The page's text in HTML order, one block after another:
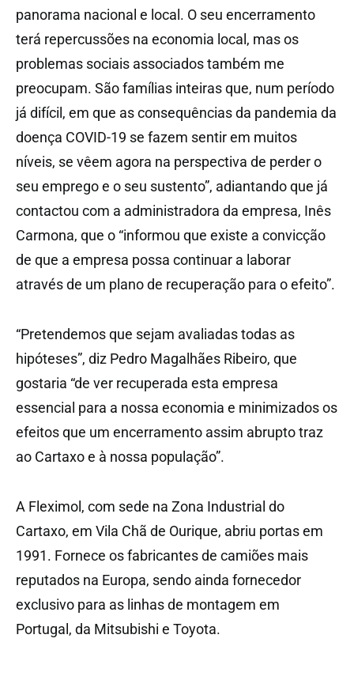
panorama nacional e local. O seu encerramento
terá repercussões na economia local, mas os
problemas sociais associados também me
preocupam. São famílias inteiras que, num período
já difícil, em que as consequências da pandemia da
doença COVID-19 se fazem sentir em muitos
níveis, se vêem agora na perspectiva de perder o
seu emprego e o seu sustento”, adiantando que já
contactou com a administradora da empresa, Inês
Carmona, que o “informou que existe a convicção
de que a empresa possa continuar a laborar
através de um plano de recuperação para o efeito”.
“Pretendemos que sejam avaliadas todas as
hipóteses”, diz Pedro Magalhães Ribeiro, que
gostaria “de ver recuperada esta empresa
essencial para a nossa economia e minimizados os
efeitos que um encerramento assim abrupto traz
ao Cartaxo e à nossa população”.
A Fleximol, com sede na Zona Industrial do
Cartaxo, em Vila Chã de Ourique, abriu portas em
1991. Fornece os fabricantes de camiões mais
reputados na Europa, sendo ainda fornecedor
exclusivo para as linhas de montagem em
Portugal, da Mitsubishi e Toyota.